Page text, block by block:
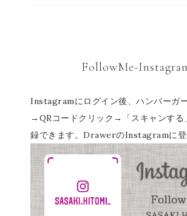
FollowMe-
Instagramにログイン後、ハンバーガ
→QRコードクリック→「スキャンする
録できます。DrawerのInstagramに登